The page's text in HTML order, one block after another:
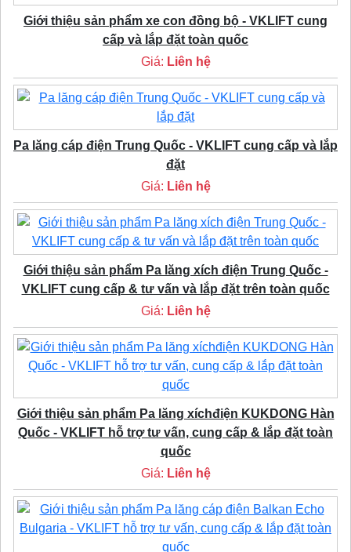
Giới thiệu sản phẩm xe con đồng bộ - VKLIFT cung
cấp và lắp đặt toàn quốc
Giá: Liên hệ
Pa lăng cáp điện Trung Quốc - VKLIFT cung cấp và lắp
đặt
Giá: Liên hệ
Giới thiệu sản phẩm Pa lăng xích điện Trung Quốc -
VKLIFT cung cấp & tư vấn và lắp đặt trên toàn quốc
Giá: Liên hệ
Giới thiệu sản phẩm Pa lăng xíchđiện KUKDONG Hàn
Quốc - VKLIFT hỗ trợ tư vấn, cung cấp & lắp đặt toàn
quốc
Giá: Liên hệ